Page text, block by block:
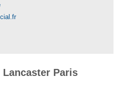
Paris